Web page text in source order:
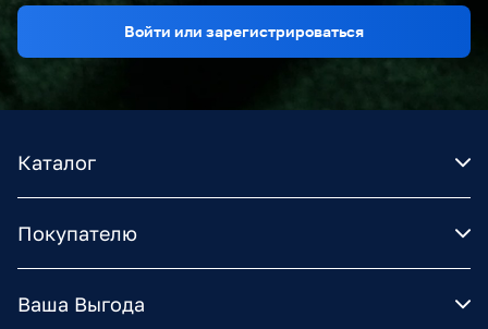
Войти или зарегистрироваться
Каталог
Покупателю
Ваша Выгода